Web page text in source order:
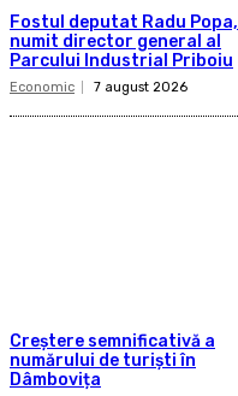
Fostul deputat Radu Popa,
numit director general al
Parcului Industrial Priboiu
Economic 7 august 2026
Creștere semnificativă a
numărului de turiști în
Dâmbovița